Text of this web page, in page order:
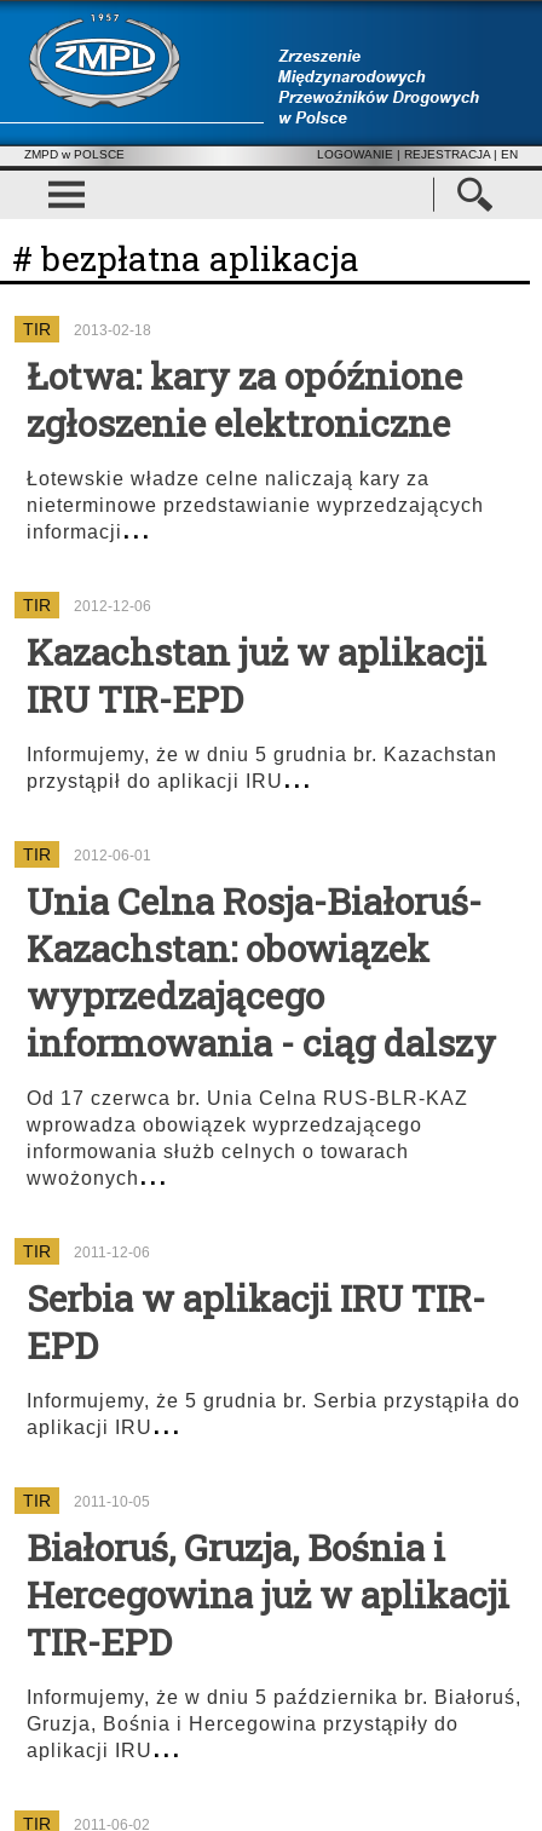
ZMPD w POLSCE LOGOWANIE | REJESTRACJA | EN
# bezpłatna aplikacja
TIR 2013-02-18
Łotwa: kary za opóźnione
zgłoszenie elektroniczne
Łotewskie władze celne naliczają kary za
nieterminowe przedstawianie wyprzedzających
informacji...
TIR 2012-12-06
Kazachstan już w aplikacji
IRU TIR-EPD
Informujemy, że w dniu 5 grudnia br. Kazachstan
przystąpił do aplikacji IRU ...
TIR 2012-06-01
Unia Celna Rosja-Białoruś-
Kazachstan: obowiązek
wyprzedzającego
informowania - ciąg dalszy
Od 17 czerwca br. Unia Celna RUS-BLR-KAZ
wprowadza obowiązek wyprzedzającego
informowania służb celnych o towarach
wwożonych...
TIR 2011-12-06
Serbia w aplikacji IRU TIR-
EPD
Informujemy, że 5 grudnia br. Serbia przystąpiła do
aplikacji IRU ...
TIR 2011-10-05
Białoruś, Gruzja, Bośnia i
Hercegowina już w aplikacji
TIR-EPD
Informujemy, że w dniu 5 października br. Białoruś,
Gruzja, Bośnia i Hercegowina przystąpiły do
aplikacji IRU...
TIR 2011-06-02